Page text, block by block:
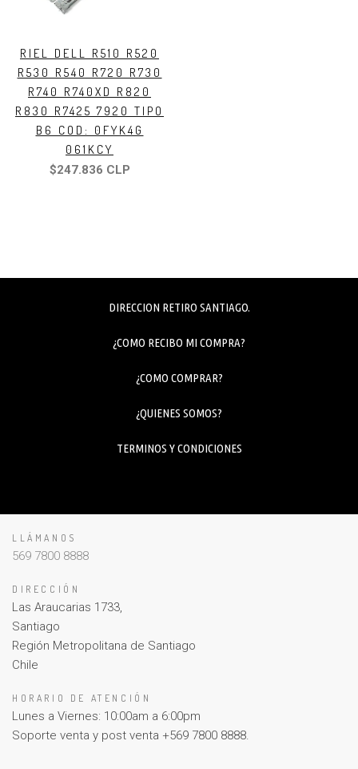
RIEL DELL R510 R520
R530 R540 R720 R730
R740 R740XD R820
R830 R7425 7920 TIPO
B6 COD: 0FYK4G
061KCY
$247.836 CLP
DIRECCION RETIRO SANTIAGO.
¿COMO RECIBO MI COMPRA?
¿COMO COMPRAR?
¿QUIENES SOMOS?
TERMINOS Y CONDICIONES
LLÁMANOS
569 7800 8888
DIRECCIÓN
Las Araucarias 1733,
Santiago
Región Metropolitana de Santiago
Chile
HORARIO DE ATENCIÓN
Lunes a Viernes: 10:00am a 6:00pm
Soporte venta y post venta +569 7800 8888.